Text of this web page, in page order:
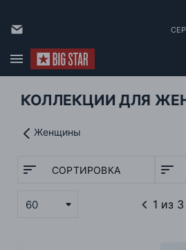
КОЛЛЕКЦИИ ДЛЯ
Женщины
СОРТИРОВКА
60 1 из 3